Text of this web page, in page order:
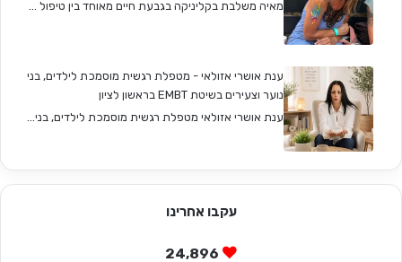
מאיה משלבת בקליניקה בגבעת חיים מאוחד בין טיפול ...
ענת אושרי אזולאי - מטפלת רגשית מוסמכת לילדים, בני
נוער וצעירים בשיטת EMBT בראשון לציון
ענת אושרי אזולאי מטפלת רגשית מוסמכת לילדים, בני...
עקבו אחרינו
24,896